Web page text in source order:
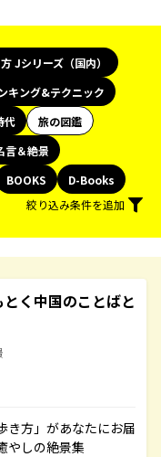
Jシリーズ（国内）
キング&テクニック
代
旅の図鑑
言＆絶景
BOOKS
D-Books
絞り込み条件を追加
く中国のことばと
き方」があなたにお届
やしの絶景集